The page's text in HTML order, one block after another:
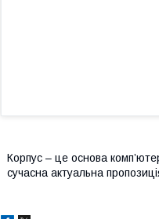
Корпус – це основа
сучасна актуальна